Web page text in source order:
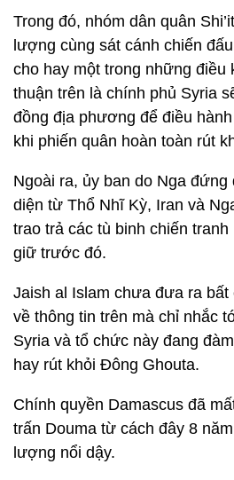
Trong đó, nhóm dân quân
lượng cùng sát cánh chiến
cho hay một trong những điều
thuận trên là chính phủ Syria
đồng địa phương để điều
khi phiến quân hoàn toàn rút
Ngoài ra, ủy ban do Nga
diện từ Thổ Nhĩ Kỳ, Iran và
trao trả các tù binh chiến
giữ trước đó.
Jaish al Islam chưa đưa ra
về thông tin trên mà chỉ nhắc
Syria và tổ chức này đang
hay rút khỏi Đông Ghouta.
Chính quyền Damascus đã
trấn Douma từ cách đây 8
lượng nổi dậy.